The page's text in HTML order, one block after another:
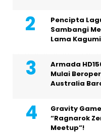
Pencipta
Sambangi
Lama
Armada
Mulai
Australia
Gravity
“Ragnarok
Meetup”!